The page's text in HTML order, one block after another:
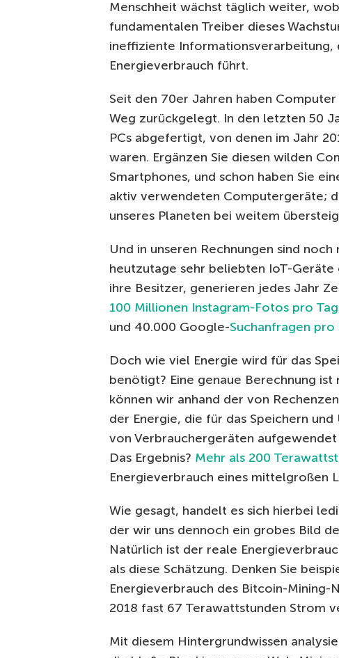
Menschheit wächst täglich weiter,
fundamentalen Treiber dieses
ineffiziente Informationsverarbeitung,
Energieverbrauch führt.
Seit den 70er Jahren haben
Weg zurückgelegt. In den letzten 50
PCs abgefertigt, von denen im Jahr
waren. Ergänzen Sie diesen wilden
Smartphones, und schon haben Sie
aktiv verwendeten Computergeräte;
unseres Planeten bei weitem
Und in unseren Rechnungen sind
heutzutage sehr beliebten IoT-
ihre Besitzer, generieren jedes Jahr
100 Millionen Instagram-Fotos pro Tag
und 40.000 Google-Suchanfragen pro
Doch wie viel Energie wird für das
benötigt? Eine genaue Berechnung
können wir anhand der von
der Energie, die für das Speichern
von Verbrauchergeräten
Das Ergebnis? Mehr als 200
Energieverbrauch eines mittelgroßen
Wie gesagt, handelt es sich hierbei
der wir uns dennoch ein grobes Bild
Natürlich ist der reale
als diese Schätzung. Denken Sie
Energieverbrauch des Bitcoin-Mining-
2018 fast 67 Terawattstunden Strom
Mit diesem Hintergrundwissen